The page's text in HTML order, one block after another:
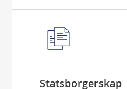
Statsborgerskap